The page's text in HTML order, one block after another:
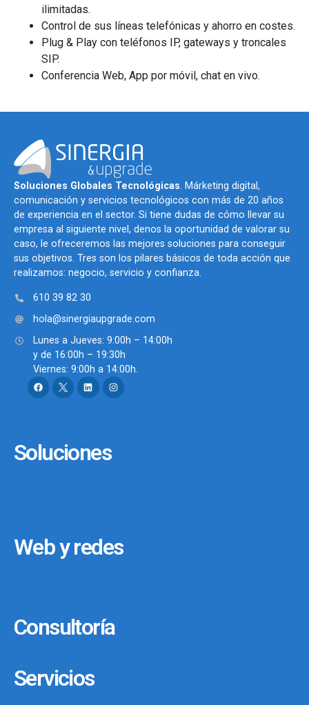
ilimitadas.
Control de sus líneas telefónicas y ahorro en costes.
Plug & Play con teléfonos IP, gateways y troncales
SIP.
Conferencia Web, App por móvil, chat en vivo.
Soluciones Globales Tecnológicas. Márketing digital,
comunicación y servicios tecnológicos con más de 20 años
de experiencia en el sector. Si tiene dudas de cómo llevar su
empresa al siguiente nivel, denos la oportunidad de valorar su
caso, le ofreceremos las mejores soluciones para conseguir
sus objetivos. Tres son los pilares básicos de toda acción que
realizamos: negocio, servicio y confianza.
610 39 82 30
hola@sinergiaupgrade.com
Lunes a Jueves: 9:00h – 14:00h
y de 16:00h – 19:30h
Viernes: 9:00h a 14:00h.
Soluciones
Web y redes
Consultoría
Servicios